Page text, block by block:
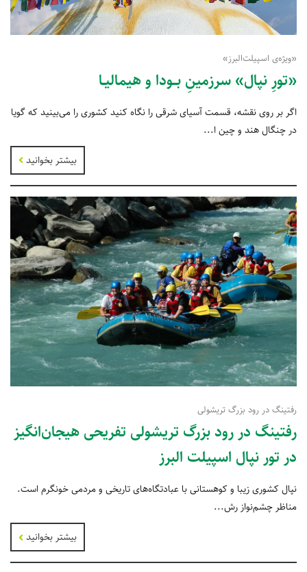
«ویژه‌ی اسپیلت‌البرز»
«تورِ نپال» سرزمینِ بــودا و هیمالیـا
اگر بر روی نقشه، قسمت آسیای شرقی را نگاه کنید کشوری را می‌بینید که گویا
در چنگال هند و چین ا...
بیشتر بخوانید
رفتینگ در رود بزرگ تریشولی
رفتینگ در رود بزرگ تریشولی ‌تفریحی هیجان‌انگیز
در تور نپال اسپیلت البرز
نپال کشوری زیبا و کوهستانی با عبادتگاه‌های تاریخی و مردمی خونگرم است.
مناظر چشم‌نواز رش...
بیشتر بخوانید